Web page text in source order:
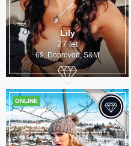
Lily
27 let
69, Doprovod, S&M
ONLINE